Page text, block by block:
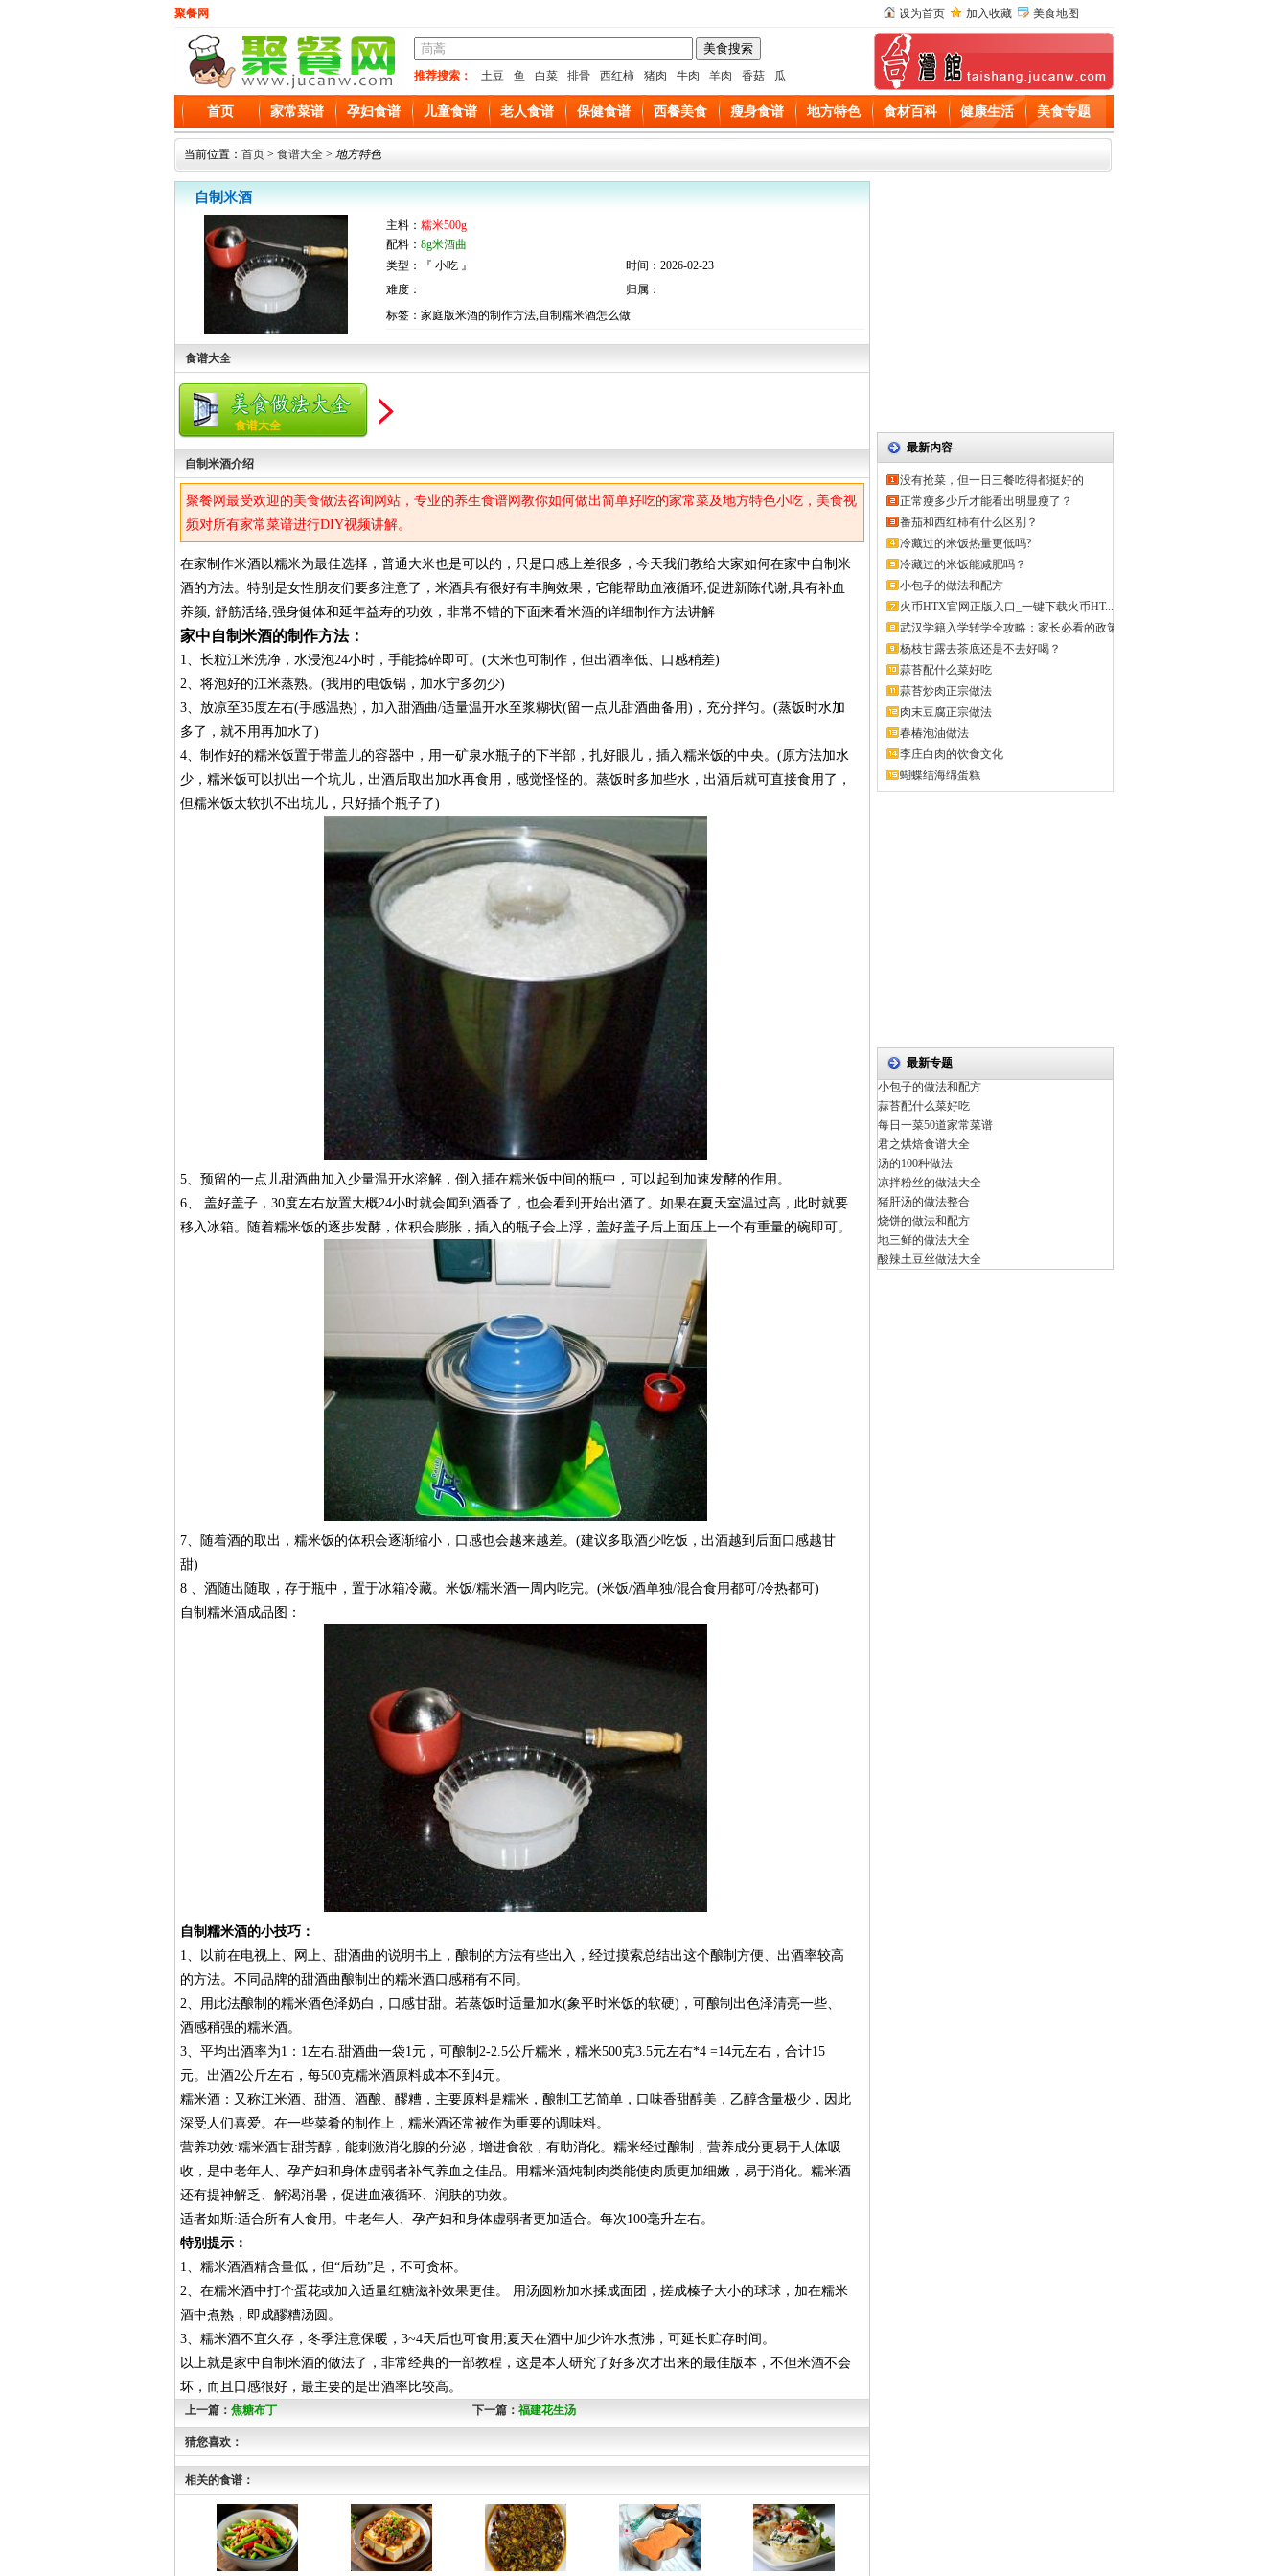
聚餐网 设为首页 加入收藏 美食地图
推荐搜索： 土豆 鱼 白菜 排骨 西红柿 猪肉 牛肉 羊肉 香菇 瓜
首页 家常菜谱 孕妇食谱 儿童食谱 老人食谱 保健食谱 西餐美食 瘦身食谱 地方特色 食材百科 健康生活 美食专题
当前位置： 首页 > 食谱大全 > 地方特色
自制米酒
主料： 糯米500g
配料： 8g米酒曲
类型：『 小吃 』
时间：2026-02-23
难度：
归属：
标签：家庭版米酒的制作方法,自制糯米酒怎么做
食谱大全
食谱大全
自制米酒介绍
聚餐网最受欢迎的美食做法咨询网站，专业的养生食谱网教你如何做出简单好吃的家常菜及地方特色小吃，美食视
频对所有家常菜谱进行DIY视频讲解。
在家制作米酒以糯米为最佳选择，普通大米也是可以的，只是口感上差很多，今天我们教给大家如何在家中自制米
酒的方法。特别是女性朋友们要多注意了，米酒具有很好有丰胸效果，它能帮助血液循环,促进新陈代谢,具有补血
养颜, 舒筋活络,强身健体和延年益寿的功效，非常不错的下面来看米酒的详细制作方法讲解
家中自制米酒的制作方法：
1、长粒江米洗净，水浸泡24小时，手能捻碎即可。(大米也可制作，但出酒率低、口感稍差)
2、将泡好的江米蒸熟。(我用的电饭锅，加水宁多勿少)
3、放凉至35度左右(手感温热)，加入甜酒曲/适量温开水至浆糊状(留一点儿甜酒曲备用)，充分拌匀。(蒸饭时水加
多了，就不用再加水了)
4、制作好的糯米饭置于带盖儿的容器中，用一矿泉水瓶子的下半部，扎好眼儿，插入糯米饭的中央。(原方法加水
少，糯米饭可以扒出一个坑儿，出酒后取出加水再食用，感觉怪怪的。蒸饭时多加些水，出酒后就可直接食用了，
但糯米饭太软扒不出坑儿，只好插个瓶子了)
5、预留的一点儿甜酒曲加入少量温开水溶解，倒入插在糯米饭中间的瓶中，可以起到加速发酵的作用。
6、 盖好盖子，30度左右放置大概24小时就会闻到酒香了，也会看到开始出酒了。如果在夏天室温过高，此时就要
移入冰箱。随着糯米饭的逐步发酵，体积会膨胀，插入的瓶子会上浮，盖好盖子后上面压上一个有重量的碗即可。
7、随着酒的取出，糯米饭的体积会逐渐缩小，口感也会越来越差。(建议多取酒少吃饭，出酒越到后面口感越甘
甜)
8 、酒随出随取，存于瓶中，置于冰箱冷藏。米饭/糯米酒一周内吃完。(米饭/酒单独/混合食用都可/冷热都可)
自制糯米酒成品图：
自制糯米酒的小技巧：
1、以前在电视上、网上、甜酒曲的说明书上，酿制的方法有些出入，经过摸索总结出这个酿制方便、出酒率较高
的方法。不同品牌的甜酒曲酿制出的糯米酒口感稍有不同。
2、用此法酿制的糯米酒色泽奶白，口感甘甜。若蒸饭时适量加水(象平时米饭的软硬)，可酿制出色泽清亮一些、
酒感稍强的糯米酒。
3、平均出酒率为1：1左右.甜酒曲一袋1元，可酿制2-2.5公斤糯米，糯米500克3.5元左右*4 =14元左右，合计15
元。出酒2公斤左右，每500克糯米酒原料成本不到4元。
糯米酒：又称江米酒、甜酒、酒酿、醪糟，主要原料是糯米，酿制工艺简单，口味香甜醇美，乙醇含量极少，因此
深受人们喜爱。在一些菜肴的制作上，糯米酒还常被作为重要的调味料。
营养功效:糯米酒甘甜芳醇，能刺激消化腺的分泌，增进食欲，有助消化。糯米经过酿制，营养成分更易于人体吸
收，是中老年人、孕产妇和身体虚弱者补气养血之佳品。用糯米酒炖制肉类能使肉质更加细嫩，易于消化。糯米酒
还有提神解乏、解渴消暑，促进血液循环、润肤的功效。
适者如斯:适合所有人食用。中老年人、孕产妇和身体虚弱者更加适合。每次100毫升左右。
特别提示：
1、糯米酒酒精含量低，但“后劲”足，不可贪杯。
2、在糯米酒中打个蛋花或加入适量红糖滋补效果更佳。 用汤圆粉加水揉成面团，搓成榛子大小的球球，加在糯米
酒中煮熟，即成醪糟汤圆。
3、糯米酒不宜久存，冬季注意保暖，3~4天后也可食用;夏天在酒中加少许水煮沸，可延长贮存时间。
以上就是家中自制米酒的做法了，非常经典的一部教程，这是本人研究了好多次才出来的最佳版本，不但米酒不会
坏，而且口感很好，最主要的是出酒率比较高。
上一篇： 焦糖布丁 下一篇： 福建花生汤
猜您喜欢：
相关的食谱：
最新内容
没有抢菜，但一日三餐吃得都挺好的
正常瘦多少斤才能看出明显瘦了？
番茄和西红柿有什么区别？
冷藏过的米饭热量更低吗?
冷藏过的米饭能减肥吗？
小包子的做法和配方
火币HTX官网正版入口_一键下载火币HT...
武汉学籍入学转学全攻略：家长必看的政策
解...
杨枝甘露去茶底还是不去好喝？
蒜苔配什么菜好吃
蒜苔炒肉正宗做法
肉末豆腐正宗做法
春椿泡油做法
李庄白肉的饮食文化
蝴蝶结海绵蛋糕
最新专题
小包子的做法和配方
蒜苔配什么菜好吃
每日一菜50道家常菜谱
君之烘焙食谱大全
汤的100种做法
凉拌粉丝的做法大全
猪肝汤的做法整合
烧饼的做法和配方
地三鲜的做法大全
酸辣土豆丝做法大全